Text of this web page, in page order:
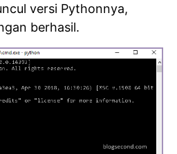
versi Pythonnya,
berhasil.